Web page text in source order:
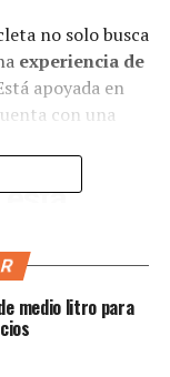
no solo busca
experiencia de
apoyada en
con una
esta
motor ha sido
una
medio litro para